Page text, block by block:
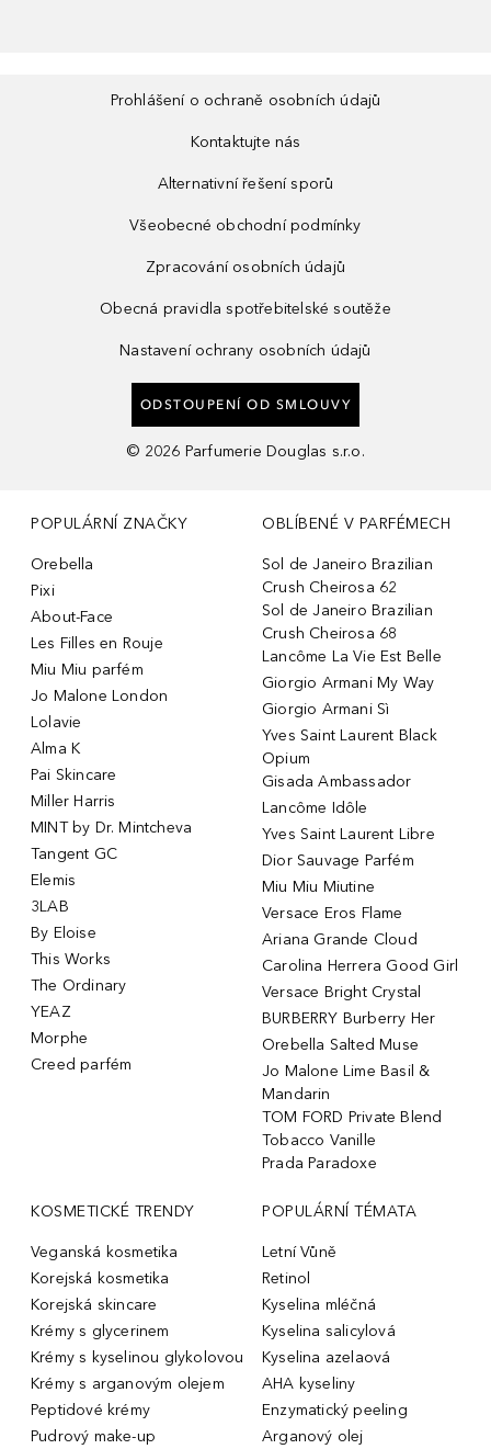
Prohlášení o ochraně osobních údajů
Kontaktujte nás
Alternativní řešení sporů
Všeobecné obchodní podmínky
Zpracování osobních údajů
Obecná pravidla spotřebitelské soutěže
Nastavení ochrany osobních údajů
ODSTOUPENÍ OD SMLOUVY
© 2026 Parfumerie Douglas s.r.o.
POPULÁRNÍ ZNAČKY
Orebella
Pixi
About-Face
Les Filles en Rouje
Miu Miu parfém
Jo Malone London
Lolavie
Alma K
Pai Skincare
Miller Harris
MINT by Dr. Mintcheva
Tangent GC
Elemis
3LAB
By Eloise
This Works
The Ordinary
YEAZ
Morphe
Creed parfém
OBLÍBENÉ V PARFÉMECH
Sol de Janeiro Brazilian
Crush Cheirosa 62
Sol de Janeiro Brazilian
Crush Cheirosa 68
Lancôme La Vie Est Belle
Giorgio Armani My Way
Giorgio Armani Sì
Yves Saint Laurent Black
Opium
Gisada Ambassador
Lancôme Idôle
Yves Saint Laurent Libre
Dior Sauvage Parfém
Miu Miu Miutine
Versace Eros Flame
Ariana Grande Cloud
Carolina Herrera Good Girl
Versace Bright Crystal
BURBERRY Burberry Her
Orebella Salted Muse
Jo Malone Lime Basil &
Mandarin
TOM FORD Private Blend
Tobacco Vanille
Prada Paradoxe
KOSMETICKÉ TRENDY
Veganská kosmetika
Korejská kosmetika
Korejská skincare
Krémy s glycerinem
Krémy s kyselinou glykolovou
Krémy s arganovým olejem
Peptidové krémy
Pudrový make-up
POPULÁRNÍ TÉMATA
Letní Vůně
Retinol
Kyselina mléčná
Kyselina salicylová
Kyselina azelaová
AHA kyseliny
Enzymatický peeling
Arganový olej